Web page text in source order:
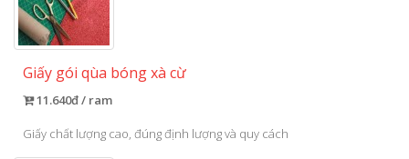
Giấy gói qùa bóng xà cừ
11.640đ / ram
Giấy chất lượng cao, đúng định lượng và quy cách